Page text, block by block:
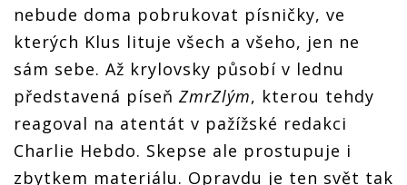
nebude doma pobrukovat písničky, ve
kterých Klus lituje všech a všeho, jen ne
sám sebe. Až krylovsky působí v lednu
představená píseň ZmrZlým, kterou tehdy
reagoval na atentát v pažížské redakci
Charlie Hebdo. Skepse ale prostupuje i
zbytkem materiálu. Opravdu je ten svět tak